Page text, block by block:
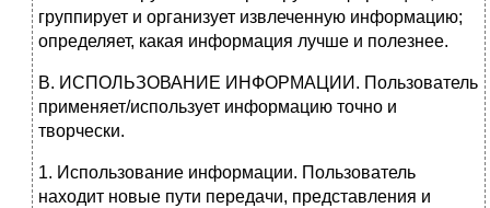
группирует и организует извлеченную информацию;
определяет, какая информация лучше и полезнее.
В. ИСПОЛЬЗОВАНИЕ ИНФОРМАЦИИ. Пользователь
применяет/использует информацию точно и
творчески.
1. Использование информации. Пользователь
находит новые пути передачи, представления и